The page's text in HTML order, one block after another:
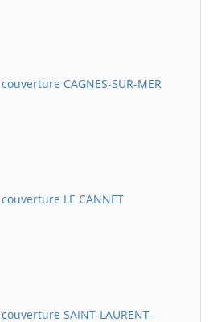
CAGNES-SUR-MER
LE CANNET
SAINT-LAURENT-